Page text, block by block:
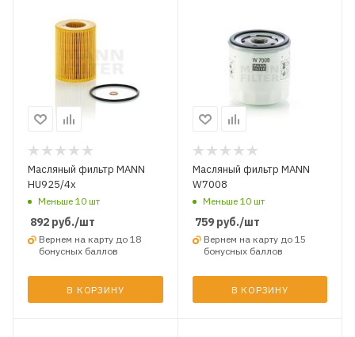
Масляный фильтр MANN
HU925/4x
Меньше 10 шт
892 руб./шт
Вернем на карту до 18
бонусных баллов
В КОРЗИНУ
Масляный фильтр MANN
W7008
Меньше 10 шт
759руб./шт
Вернем на карту до 15
бонусных баллов
В КОРЗИНУ